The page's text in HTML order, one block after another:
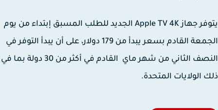
يتوفر جهاز Apple TV 4K الجديد للطلب المسبق إبتداء من يوم
الجمعة القادم بسعر يبدأ من 179 دولار، على أن يبدأ التوفر في
النصف الثاني من شهر ماي القادم في أكثر من 30 دولة بما في
الولايات المتحدة.